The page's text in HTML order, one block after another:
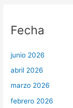
Fecha
junio 2026
abril 2026
marzo 2026
febrero 2026